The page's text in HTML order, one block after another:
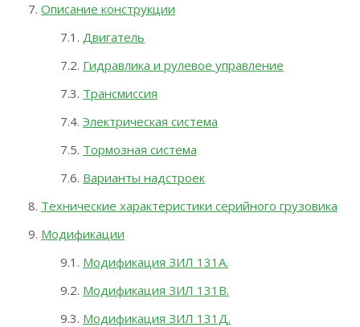
Описание конструкции
Двигатель
Гидравлика и рулевое управление
Трансмиссия
Электрическая система
Тормозная система
Варианты надстроек
Технические характеристики серийного грузовика
Модификации
Модификация ЗИЛ 131А.
Модификация ЗИЛ 131В.
Модификация ЗИЛ 131Д.